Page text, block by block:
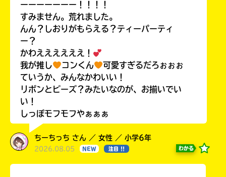
ーーーーーーー！！！！
すみません。荒れました。
んん？しおりがもらえる？ティーパーティ
ー？
かわええええええ！
我が推し
コンくん
可愛すぎるだろぉぉぉ
ていうか、みんなかわいい！
リボンとビーズ？みたいなのが、お揃いでい
い！
しっぽモフモフやぁぁぁ
ちーちっち さん ／ 女性 ／ 小学6年
2026.08.05 NEW 注目 !! わかる